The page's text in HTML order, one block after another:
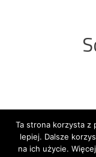
Ta strona korzysta z
lepiej. Dalsze
na ich użycie.